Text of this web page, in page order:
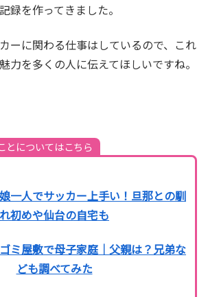
録を作ってきました。
ーに関わる仕事はしているので、これ
力を多くの人に伝えてほしいですね。
とについてはこちら
一人でサッカー上手い！旦那との馴
れ初めや仙台の自宅も
ミ屋敷で母子家庭｜父親は？兄弟な
ども調べてみた